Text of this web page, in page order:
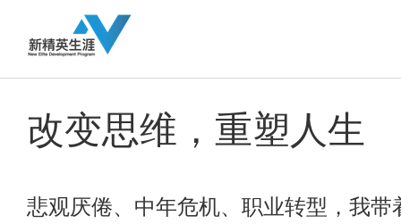
改变思维，重塑人生
悲观厌倦、中年危机、职业转型，我带